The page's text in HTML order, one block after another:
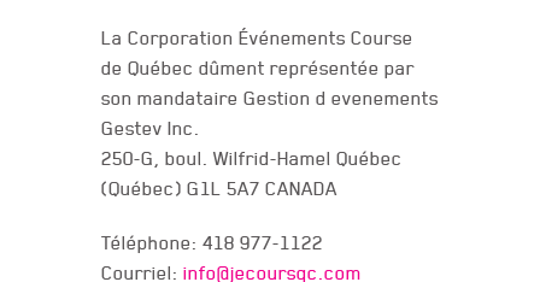
La Corporation Événements Course
de Québec dûment représentée par
son mandataire Gestion d evenements
Gestev Inc.
250-G, boul. Wilfrid-Hamel Québec
(Québec) G1L 5A7 CANADA
Téléphone: 418 977-1122
Courriel: info@jecoursqc.com